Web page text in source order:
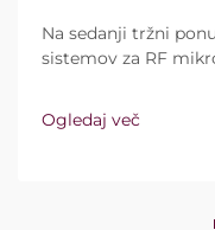
Na sedanji tržni
sistemov za RF
vprašanje pa ni le,
temveč kako
Ogledaj več